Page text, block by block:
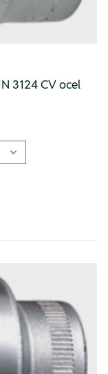
3124 CV ocel